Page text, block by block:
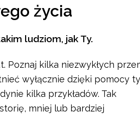
życia
ludziom, jak Ty.
Poznaj kilka niezwykłych
wyłącznie dzięki pomocy
kilka przykładów. Tak
mniej lub bardziej